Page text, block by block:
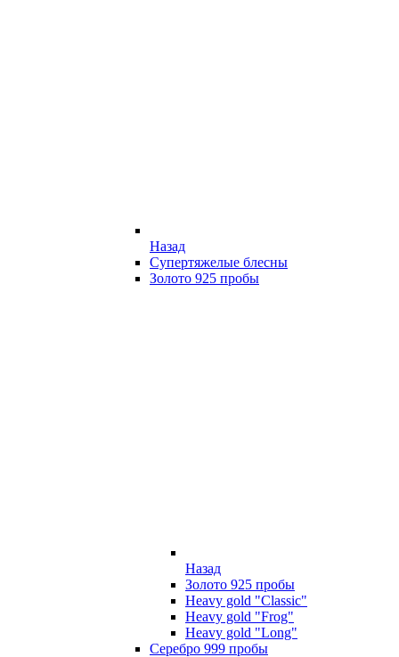
Назад
Супертяжелые блесны
Золото 925 пробы
Назад
Золото 925 пробы
Heavy gold "Classic"
Heavy gold "Frog"
Heavy gold "Long"
Серебро 999 пробы